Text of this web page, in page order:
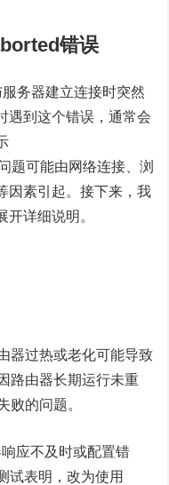
错误
务器建立连接时突然
遇到这个错误，通常会
题可能由网络连接、浏
因素引起。接下来，我
详细说明。
器过热或老化可能导致
路由器长期运行未重
败的问题。
应不及时或配置错
试表明，改为使用